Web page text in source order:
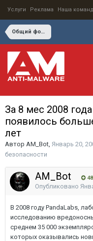
Услуги Реклама Наша
Общий форум по информационной безопасности
За 8 мес 2008
появилось
лет
Автор AM_Bot, Январь 20,
безопасности
AM_Bot 48
Опубликовано
В 2008 году PandaLabs,
исследованию
среднем 35 000
которых оказывались